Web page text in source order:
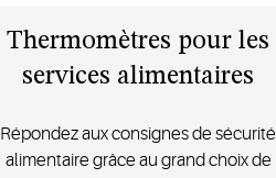
Thermomètres pour les
services alimentaires
Répondez aux consignes de sécurité
alimentaire grâce au grand choix de